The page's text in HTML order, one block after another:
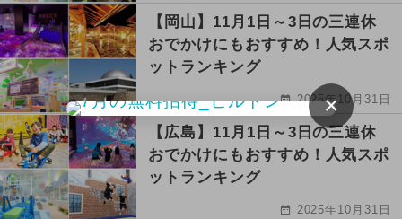
【岡山】11月1日～3日の三連休
おでかけにもおすすめ！人気スポ
ットランキング
2025年10月31日
【広島】11月1日～3日の三連休
おでかけにもおすすめ！人気スポ
ットランキング
2025年10月31日
×